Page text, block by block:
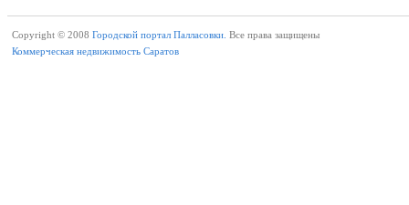
Copyright © 2008 Городской портал Палласовки. Все права защищены
Коммерческая недвижимость Саратов